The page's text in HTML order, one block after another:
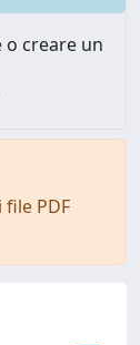
creare un
PDF